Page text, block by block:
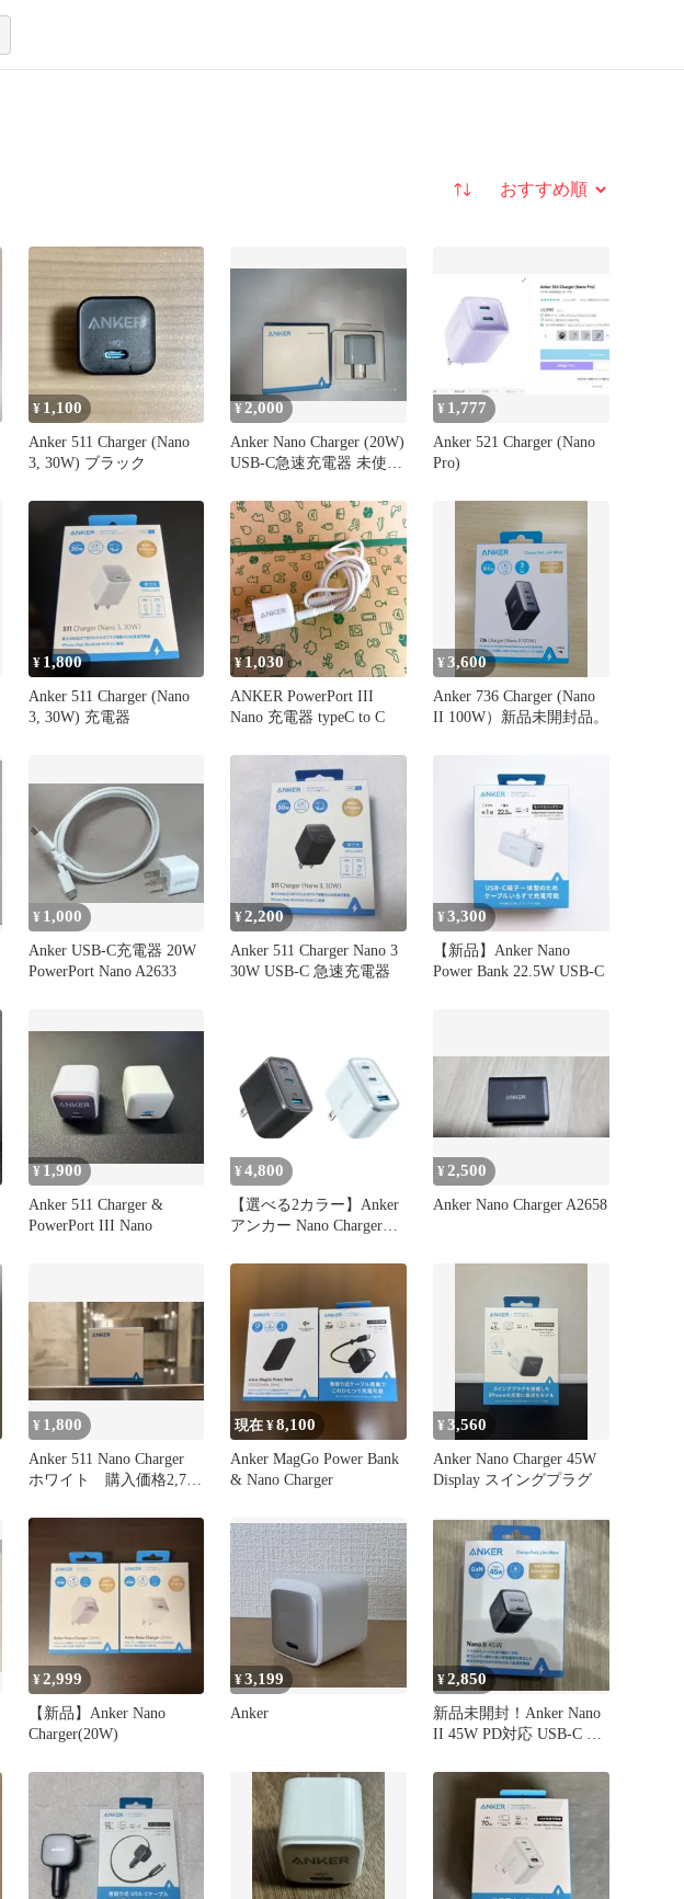
並び替え
¥ 1,100
Anker 511 Charger (Nano
3, 30W) ブラック
¥ 2,000
Anker Nano Charger (20W)
USB-C急速充電器 未使用
¥ 1,777
Anker 521 Charger (Nano
Pro)
¥ 1,800
Anker 511 Charger (Nano
3, 30W) 充電器
¥1,030
ANKER PowerPort III
Nano 充電器 typeC to C
¥3,600
Anker 736 Charger (Nano
II 100W）新品未開封品。
¥ 1,000
Anker USB-C充電器 20W
PowerPort Nano A2633
¥2,200
Anker 511 Charger Nano 3
30W USB-C 急速充電器
¥3,300
【新品】Anker Nano
Power Bank 22.5W USB-C
¥ 1,900
Anker 511 Charger &
PowerPort III Nano
¥ 4,800
【選べる2カラー】Anker
アンカー Nano Charger
ルー 折りたたみ式プラグ
¥ 2,500
Anker Nano Charger A2658
¥ 1,800
Anker 511 Nano Charger
ホワイト 購入価格2,790
現在 ¥8,100
Anker MagGo Power Bank
& Nano Charger
¥3,560
Anker Nano Charger 45W
Display スイングプラグ
¥2,999
【新品】Anker Nano
Charger(20W)
¥3,199
Anker
¥2,850
新品未開封！Anker Nano
II 45W PD対応 USB-C 急